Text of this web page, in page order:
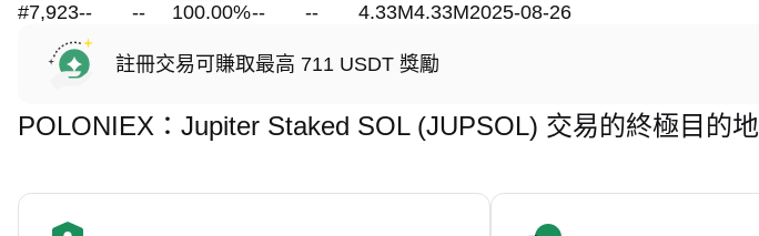
#7,923-- -- 100.00%-- -- 4.33M4.33M2025-08-26
註冊交易可賺取最高 711 USDT 獎勵
POLONIEX：Jupiter Staked SOL (JUPSOL) 交易的終極目的地